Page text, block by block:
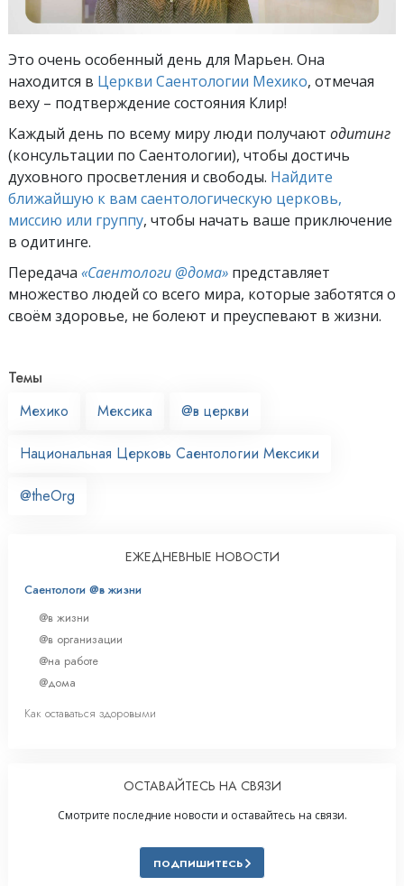
Это очень особенный день для Марьен. Она
находится в Церкви Саентологии Мехико, отмечая
веху – подтверждение состояния Клир!
Каждый день по всему миру люди получают одитинг
(консультации по Саентологии), чтобы достичь
духовного просветления и свободы. Найдите
ближайшую к вам саентологическую церковь,
миссию или группу, чтобы начать ваше приключение
в одитинге.
Передача «Саентологи @дома» представляет
множество людей со всего мира, которые заботятся о
своём здоровье, не болеют и преуспевают в жизни.
Темы
Мехико
Мексика @в церкви
Национальная Церковь Саентологии Мексики
@theOrg
ЕЖЕДНЕВНЫЕ НОВОСТИ
Саентологи @в жизни
@в жизни
@в организации
@на работе
@дома
Как оставаться здоровыми
ОСТАВАЙТЕСЬ НА СВЯЗИ
Смотрите последние новости и оставайтесь на связи.
ПОДПИШИТЕСЬ